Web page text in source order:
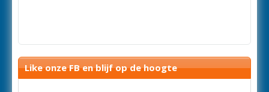
Like onze FB en blijf op de hoogte